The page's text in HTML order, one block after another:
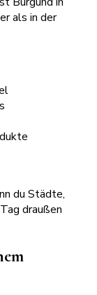
als in der
du Städte,
draußen